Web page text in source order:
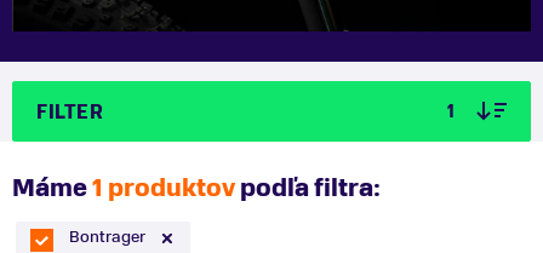
FILTER 1
Máme1 produktovpodľa filtra:
Bontrager